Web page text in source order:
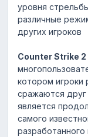
уровня
различные
других игроков
Counter Strike 2
котором
сражаются друг
является
самого